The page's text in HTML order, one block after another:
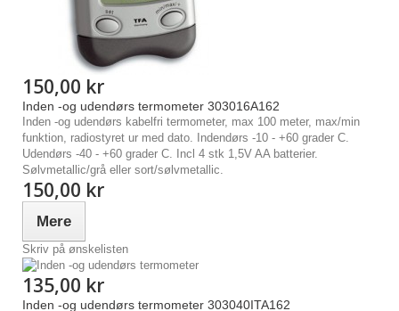
150,00 kr
Inden -og udendørs termometer 303016A162
Inden -og udendørs kabelfri termometer, max 100 meter, max/min
funktion, radiostyret ur med dato. Indendørs -10 - +60 grader C.
Udendørs -40 - +60 grader C. Incl 4 stk 1,5V AA batterier.
Sølvmetallic/grå eller sort/sølvmetallic.
150,00 kr
Mere
Skriv på ønskelisten
135,00 kr
Inden -og udendørs termometer 303040ITA162